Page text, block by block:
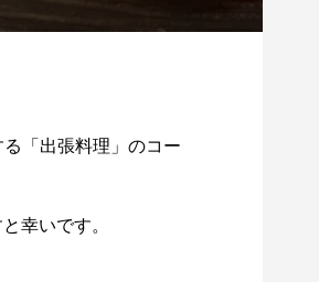
「出張料理」のコー
幸いです。